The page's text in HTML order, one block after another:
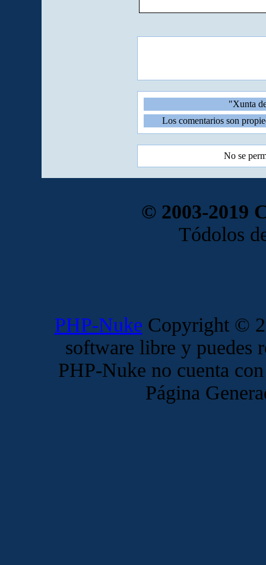
"Xunta
Los comentarios son
No se
© 2003-2019
Tódolos
PHP-Nuke Copyright ©
software libre y
PHP-Nuke no cuenta
Página